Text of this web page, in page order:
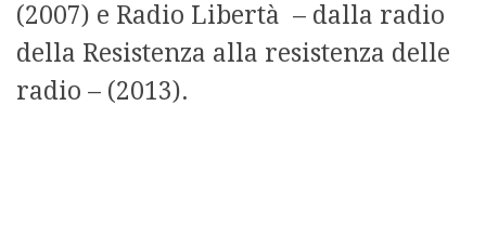
(2007) e Radio Libertà – dalla radio
della Resistenza alla resistenza delle
radio – (2013).